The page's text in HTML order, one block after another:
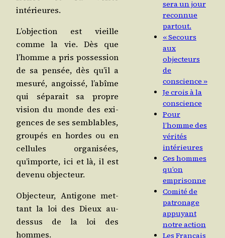
intérieures.
L’objection est vieille
comme la vie. Dès que
l’homme a pris pos­ses­sion
de sa pen­sée, dès qu’il a
mesu­ré, angois­sé, l’abîme
qui sépa­rait sa propre
vision du monde des exi­
gences de ses sem­blables,
grou­pés en hordes ou en
cel­lules orga­ni­sées,
qu’importe, ici et là, il est
deve­nu objecteur.
Objec­teur, Anti­gone met­
tant la loi des Dieux au-
des­sus de la loi des
hommes.
sera un jour
reconnue
partout.
« Secours
aux
objecteurs
de
conscience »
Je crois à la
conscience
Pour
l’homme des
vérités
intérieures
Ces hommes
qu’on
emprisonne
Comité de
patronage
appuyant
notre action
Les Français